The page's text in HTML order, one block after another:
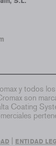
y todos
son
Coating
ENTIDAD